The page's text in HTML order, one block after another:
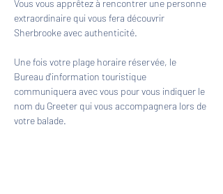
Vous vous apprêtez à rencontrer une personne
extraordinaire qui vous fera découvrir
Sherbrooke avec authenticité.
Une fois votre plage horaire réservée, le
Bureau d'information touristique
communiquera avec vous pour vous indiquer le
nom du Greeter qui vous accompagnera lors de
votre balade.